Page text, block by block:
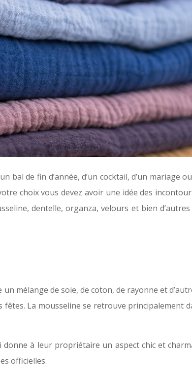
bal de fin d’année, d’un cocktail, d’un
choix vous devez avoir une idée des
dentelle, organza, velours et bien
mélange de soie, de coton, de rayonne et
La mousseline se retrouve principalement
à leur propriétaire un aspect chic et
officielles.